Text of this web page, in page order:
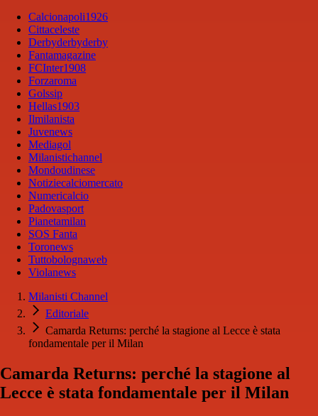
Calcionapoli1926
Cittaceleste
Derbyderbyderby
Fantamagazine
FCInter1908
Forzaroma
Golssip
Hellas1903
Ilmilanista
Juvenews
Mediagol
Milanistichannel
Mondoudinese
Notiziecalciomercato
Numericalcio
Padovasport
Pianetamilan
SOS Fanta
Toronews
Tuttobolognaweb
Violanews
Milanisti Channel
Editoriale
Camarda Returns: perché la stagione al Lecce è stata
fondamentale per il Milan
Camarda Returns: perché la stagione al
Lecce è stata fondamentale per il Milan